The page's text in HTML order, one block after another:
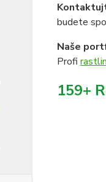
budete
Naše
Profi
159+